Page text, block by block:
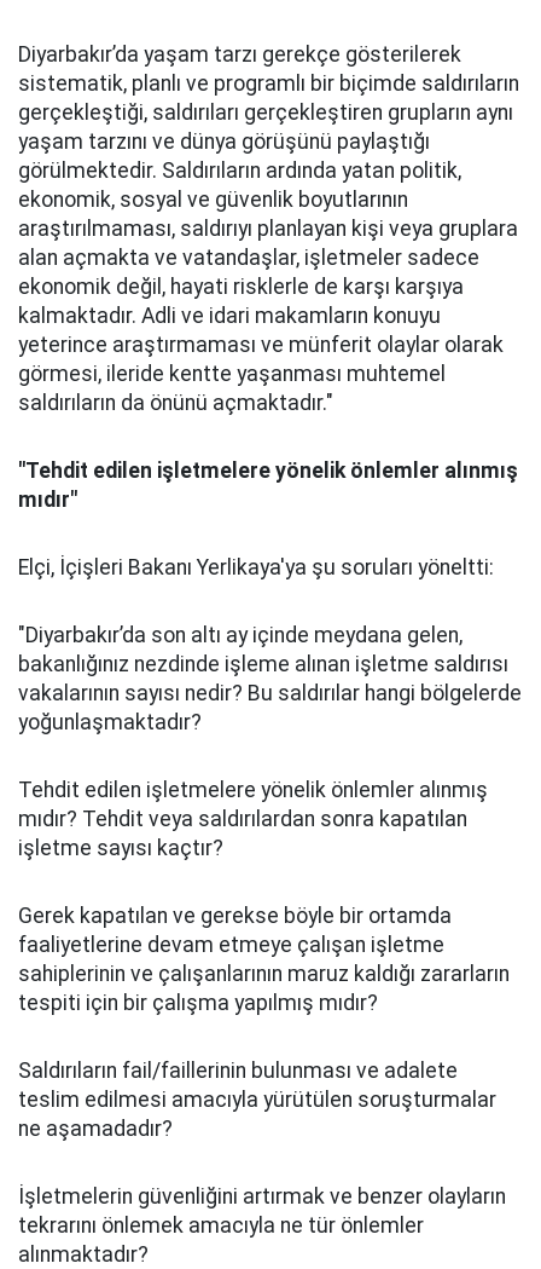
Diyarbakır’da yaşam tarzı gerekçe gösterilerek
sistematik, planlı ve programlı bir biçimde saldırıların
gerçekleştiği, saldırıları gerçekleştiren grupların aynı
yaşam tarzını ve dünya görüşünü paylaştığı
görülmektedir. Saldırıların ardında yatan politik,
ekonomik, sosyal ve güvenlik boyutlarının
araştırılmaması, saldırıyı planlayan kişi veya gruplara
alan açmakta ve vatandaşlar, işletmeler sadece
ekonomik değil, hayati risklerle de karşı karşıya
kalmaktadır. Adli ve idari makamların konuyu
yeterince araştırmaması ve münferit olaylar olarak
görmesi, ileride kentte yaşanması muhtemel
saldırıların da önünü açmaktadır."
"Tehdit edilen işletmelere yönelik önlemler alınmış
mıdır"
Elçi, İçişleri Bakanı Yerlikaya'ya şu soruları yöneltti:
"Diyarbakır’da son altı ay içinde meydana gelen,
bakanlığınız nezdinde işleme alınan işletme saldırısı
vakalarının sayısı nedir? Bu saldırılar hangi bölgelerde
yoğunlaşmaktadır?
Tehdit edilen işletmelere yönelik önlemler alınmış
mıdır? Tehdit veya saldırılardan sonra kapatılan
işletme sayısı kaçtır?
Gerek kapatılan ve gerekse böyle bir ortamda
faaliyetlerine devam etmeye çalışan işletme
sahiplerinin ve çalışanlarının maruz kaldığı zararların
tespiti için bir çalışma yapılmış mıdır?
Saldırıların fail/faillerinin bulunması ve adalete
teslim edilmesi amacıyla yürütülen soruşturmalar
ne aşamadadır?
İşletmelerin güvenliğini artırmak ve benzer olayların
tekrarını önlemek amacıyla ne tür önlemler
alınmaktadır?